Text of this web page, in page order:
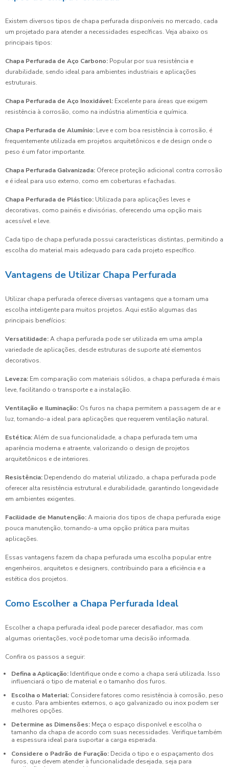
Existem diversos tipos de chapa perfurada disponíveis no mercado, cada
um projetado para atender a necessidades específicas. Veja abaixo os
principais tipos:
Chapa Perfurada de Aço Carbono: Popular por sua resistência e
durabilidade, sendo ideal para ambientes industriais e aplicações
estruturais.
Chapa Perfurada de Aço Inoxidável: Excelente para áreas que exigem
resistência à corrosão, como na indústria alimentícia e química.
Chapa Perfurada de Alumínio: Leve e com boa resistência à corrosão, é
frequentemente utilizada em projetos arquitetônicos e de design onde o
peso é um fator importante.
Chapa Perfurada Galvanizada: Oferece proteção adicional contra corrosão
e é ideal para uso externo, como em coberturas e fachadas.
Chapa Perfurada de Plástico: Utilizada para aplicações leves e
decorativas, como painéis e divisórias, oferecendo uma opção mais
acessível e leve.
Cada tipo de chapa perfurada possui características distintas, permitindo a
escolha do material mais adequado para cada projeto específico.
Vantagens de Utilizar Chapa Perfurada
Utilizar chapa perfurada oferece diversas vantagens que a tornam uma
escolha inteligente para muitos projetos. Aqui estão algumas das
principais benefícios:
Versatilidade:A chapa perfurada pode ser utilizada em uma ampla
variedade de aplicações, desde estruturas de suporte até elementos
decorativos.
Leveza: Em comparação com materiais sólidos, a chapa perfurada é mais
leve, facilitando o transporte e a instalação.
Ventilação e Iluminação: Os furos na chapa permitem a passagem de ar e
luz, tornando-a ideal para aplicações que requerem ventilação natural.
Estética:Além de sua funcionalidade, a chapa perfurada tem uma
aparência moderna e atraente, valorizando o design de projetos
arquitetônicos e de interiores.
Resistência: Dependendo do material utilizado, a chapa perfurada pode
oferecer alta resistência estrutural e durabilidade, garantindo longevidade
em ambientes exigentes.
Facilidade de Manutenção:A maioria dos tipos de chapa perfurada exige
pouca manutenção, tornando-a uma opção prática para muitas
aplicações.
Essas vantagens fazem da chapa perfurada uma escolha popular entre
engenheiros, arquitetos e designers, contribuindo para a eficiência e a
estética dos projetos.
Como Escolher a Chapa Perfurada Ideal
Escolher a chapa perfurada ideal pode parecer desafiador, mas com
algumas orientações, você pode tomar uma decisão informada.
Confira os passos a seguir:
Defina a Aplicação: Identifique onde e como a chapa será utilizada. Isso
influenciará o tipo de material e o tamanho dos furos.
Escolha o Material: Considere fatores como resistência à corrosão, peso
e custo. Para ambientes externos, o aço galvanizado ou inox podem ser
melhores opções.
Determine as Dimensões: Meça o espaço disponível e escolha o
tamanho da chapa de acordo com suas necessidades. Verifique também
a espessura ideal para suportar a carga esperada.
Considere o Padrão de Furação: Decida o tipo e o espaçamento dos
furos, que devem atender à funcionalidade desejada, seja para